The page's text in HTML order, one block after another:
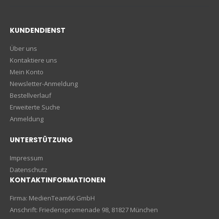
KUNDENDIENST
Über uns
Kontaktiere uns
Mein Konto
Newsletter-Anmeldung
Bestellverlauf
Erweiterte Suche
Anmeldung
UNTERSTÜTZUNG
Impressum
Datenschutz
KONTAKTINFORMATIONEN
Firma: MedienTeam66 GmbH
Anschrift: Friedenspromenade 98, 81827 München